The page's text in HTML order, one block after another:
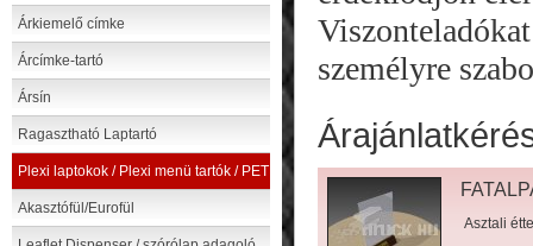
Árkiemelő címke
Árcímke-tartó
Ársín
Ragasztható Laptartó
Plexi laptokok / Plexi menü tartók / PET
Akasztófül/Eurofül
személyre
Asztali